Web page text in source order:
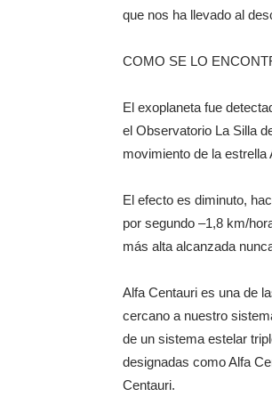
que nos ha llevado al
COMO SE LO
El exoplaneta fue
el Observatorio La Silla
movimiento de la estrella
El efecto es diminuto,
por segundo –1,8 km/
más alta alcanzada
Alfa Centauri es una de
cercano a nuestro
de un sistema estelar
designadas como Alfa
Centauri.